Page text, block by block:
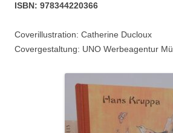
ISBN: 978344220366
Coverillustration: Catherine Ducloux
Covergestaltung: UNO Werbeagentur